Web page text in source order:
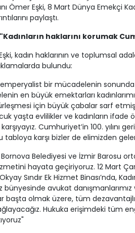
Ömer Eşki, 8 Mart Dünya Emekçi
paylaştı.
"Kadınların haklarını korumak
kadın haklarının ve toplumsal
bulundu:
bir mücadelenin
en büyük emektarları
için büyük çabalar sarf
yaşta evlilikler ve kadınların ifade
Cumhuriyet’in 100. yılını
tabloya karşı bizler de elimizden
Belediyesi ve İzmir Barosu
hayata geçiriyoruz. 12 Mart
Sındır Ek Hizmet Binası’nda,
avukat danışmanlarımız
başta olmak üzere, tüm
Hukuka erişimdeki tüm